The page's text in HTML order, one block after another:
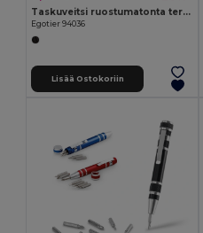
Taskuveitsi ruostumatonta terästä ja metallia
Egotier 94036
Lisää Ostokoriin